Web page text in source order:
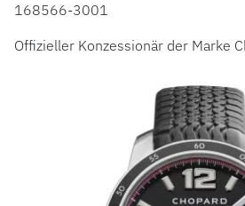
168566-3001
Offizieller Konzessionär der Marke